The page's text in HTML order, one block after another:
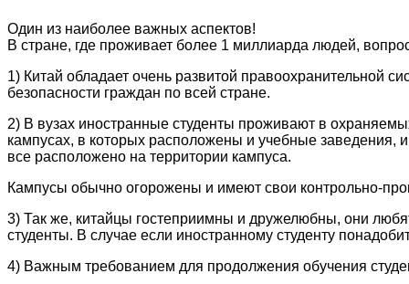
Один из наиболее важных аспектов!
В стране, где проживает более 1 миллиарда людей,
1) Китай обладает очень развитой правоохранительной
безопасности граждан по всей стране.
2) В вузах иностранные студенты проживают в
кампусах, в которых расположены и учебные заведения,
все расположено на территории кампуса.
Кампусы обычно огорожены и имеют свои контрольно-
3) Так же, китайцы гостеприимны и дружелюбны, они
студенты. В случае если иностранному студенту
4) Важным требованием для продолжения обучения